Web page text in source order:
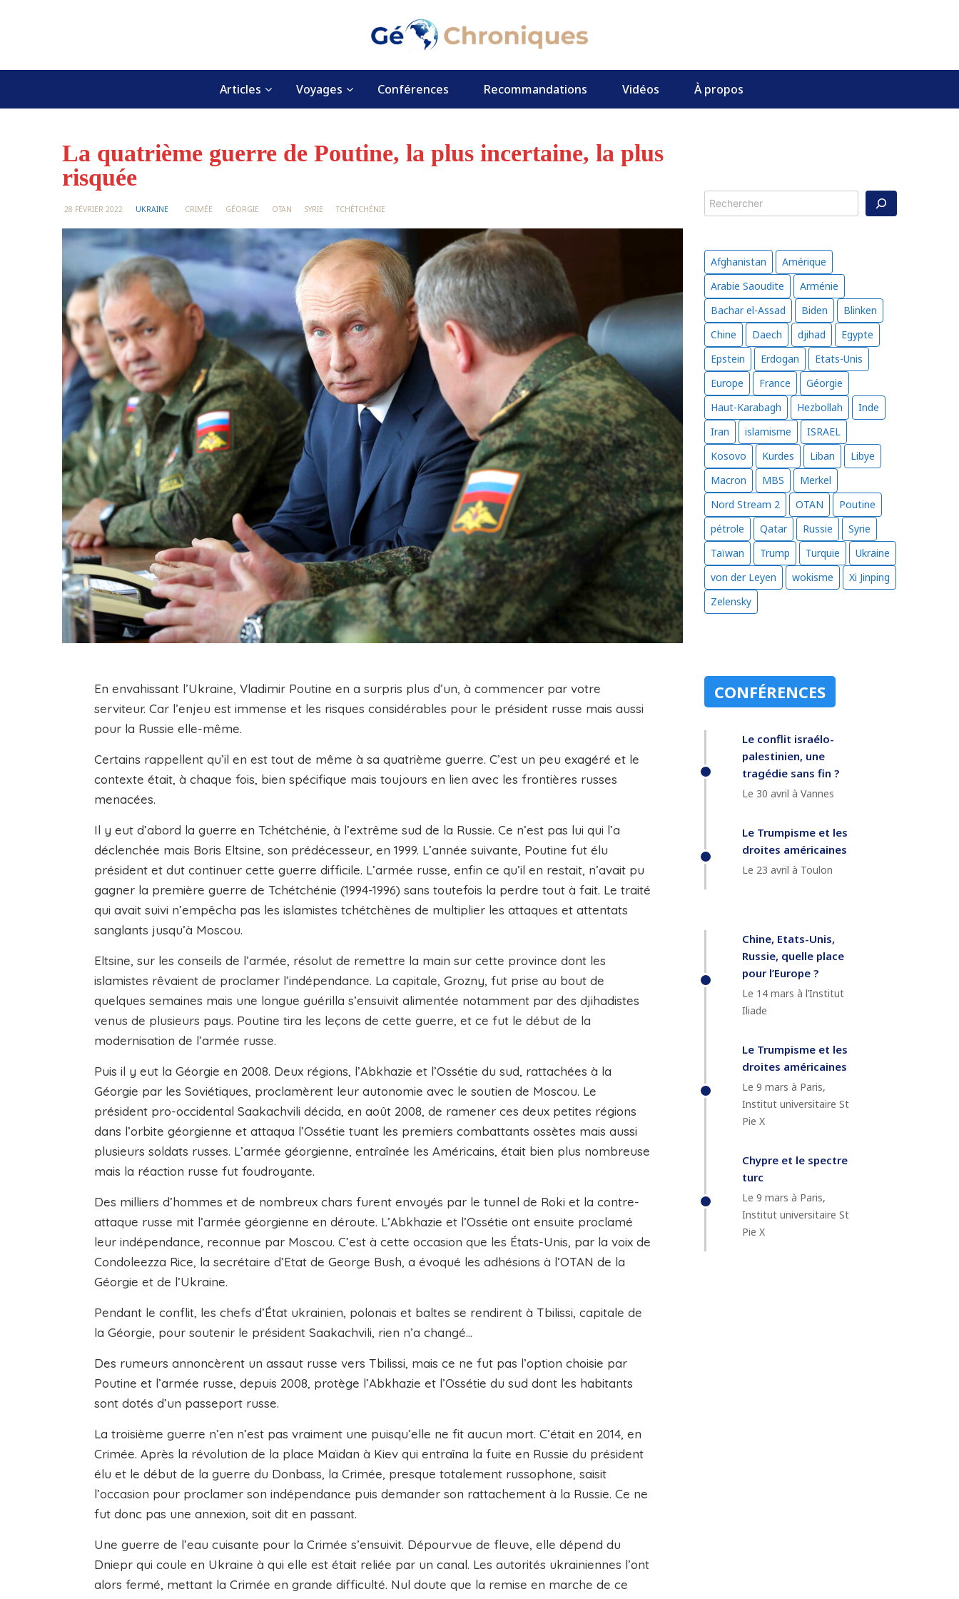
Articles Voyages Conférences Recommandations Vidéos À propos
La quatrième guerre de Poutine, la plus incertaine, la plus
risquée
28 FÉVRIER 2022 UKRAINE CRIMÉE GÉORGIE OTAN SYRIE TCHÉTCHÉNIE
En envahissant l’Ukraine, Vladimir Poutine en a surpris plus d’un, à commencer par votre
serviteur. Car l’enjeu est immense et les risques considérables pour le président russe mais aussi
pour la Russie elle-même.
Certains rappellent qu’il en est tout de même à sa quatrième guerre. C’est un peu exagéré et le
contexte était, à chaque fois, bien spécifique mais toujours en lien avec les frontières russes
menacées.
Il y eut d’abord la guerre en Tchétchénie, à l’extrême sud de la Russie. Ce n’est pas lui qui l’a
déclenchée mais Boris Eltsine, son prédécesseur, en 1999. L’année suivante, Poutine fut élu
président et dut continuer cette guerre difficile. L’armée russe, enfin ce qu’il en restait, n’avait pu
gagner la première guerre de Tchétchénie (1994-1996) sans toutefois la perdre tout à fait. Le traité
qui avait suivi n’empêcha pas les islamistes tchétchènes de multiplier les attaques et attentats
sanglants jusqu’à Moscou.
Eltsine, sur les conseils de l’armée, résolut de remettre la main sur cette province dont les
islamistes rêvaient de proclamer l’indépendance. La capitale, Grozny, fut prise au bout de
quelques semaines mais une longue guérilla s’ensuivit alimentée notamment par des djihadistes
venus de plusieurs pays. Poutine tira les leçons de cette guerre, et ce fut le début de la
modernisation de l’armée russe.
Puis il y eut la Géorgie en 2008. Deux régions, l’Abkhazie et l’Ossétie du sud, rattachées à la
Géorgie par les Soviétiques, proclamèrent leur autonomie avec le soutien de Moscou. Le
président pro-occidental Saakachvili décida, en août 2008, de ramener ces deux petites régions
dans l’orbite géorgienne et attaqua l’Ossétie tuant les premiers combattants ossètes mais aussi
plusieurs soldats russes. L’armée géorgienne, entraînée les Américains, était bien plus nombreuse
mais la réaction russe fut foudroyante.
Des milliers d’hommes et de nombreux chars furent envoyés par le tunnel de Roki et la contre-
attaque russe mit l’armée géorgienne en déroute. L’Abkhazie et l’Ossétie ont ensuite proclamé
leur indépendance, reconnue par Moscou. C’est à cette occasion que les États-Unis, par la voix de
Condoleezza Rice, la secrétaire d’Etat de George Bush, a évoqué les adhésions à l’OTAN de la
Géorgie et de l’Ukraine.
Pendant le conflit, les chefs d’État ukrainien, polonais et baltes se rendirent à Tbilissi, capitale de
la Géorgie, pour soutenir le président Saakachvili, rien n’a changé…
Des rumeurs annoncèrent un assaut russe vers Tbilissi, mais ce ne fut pas l’option choisie par
Poutine et l’armée russe, depuis 2008, protège l’Abkhazie et l’Ossétie du sud dont les habitants
sont dotés d’un passeport russe.
La troisième guerre n’en n’est pas vraiment une puisqu’elle ne fit aucun mort. C’était en 2014, en
Crimée. Après la révolution de la place Maïdan à Kiev qui entraîna la fuite en Russie du président
élu et le début de la guerre du Donbass, la Crimée, presque totalement russophone, saisit
l’occasion pour proclamer son indépendance puis demander son rattachement à la Russie. Ce ne
fut donc pas une annexion, soit dit en passant.
Une guerre de l’eau cuisante pour la Crimée s’ensuivit. Dépourvue de fleuve, elle dépend du
Dniepr qui coule en Ukraine à qui elle est était reliée par un canal. Les autorités ukrainiennes l’ont
alors fermé, mettant la Crimée en grande difficulté. Nul doute que la remise en marche de ce
Rechercher
Afghanistan
Amérique
Arabie Saoudite
Arménie
Bachar el-Assad
Biden
Blinken
Chine
Daech djihad
Egypte
Epstein
Erdogan
Etats-Unis
Europe
France
Géorgie
Haut-Karabagh
Hezbollah
Inde
Iran
islamisme
ISRAEL
Kosovo
Kurdes Liban
Libye
Macron
MBS
Merkel
Nord Stream 2
OTAN
Poutine
pétrole
Qatar Russie
Syrie
Taïwan
Trump Turquie
Ukraine
von der Leyen
wokisme
Xi Jinping
Zelensky
CONFÉRENCES
Le conflit israélo-
palestinien, une
tragédie sans fin ?
Le 30 avril à Vannes
Le Trumpisme et les
droites américaines
Le 23 avril à Toulon
Chine, Etats-Unis,
Russie, quelle place
pour l’Europe ?
Le 14 mars à l’Institut
Iliade
Le Trumpisme et les
droites américaines
Le 9 mars à Paris,
Institut universitaire St
Pie X
Chypre et le spectre
turc
Le 9 mars à Paris,
Institut universitaire St
Pie X